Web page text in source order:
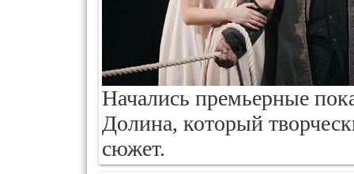
Начались премьерные
Долина, который
сюжет.